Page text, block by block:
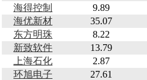
海得控制
9.89
海优新材
35.07
东方明珠
8.22
新致软件
13.79
上海石化
2.87
环旭电子
27.61